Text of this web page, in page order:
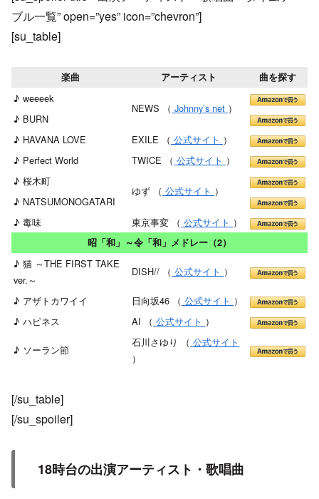
ブル一覧” open=”yes” icon=”chevron”]
[su_table]
楽曲 アーティスト 曲を探す
♪ weeeek
NEWS （ Johnny’s net ）
♪ BURN
♪ HAVANA LOVE
EXILE （ 公式サイト ）
♪ Perfect World
TWICE （ 公式サイト ）
♪ 桜木町
ゆず （ 公式サイト ）
♪ NATSUMONOGATARI
♪ 毒味
東京事変 （ 公式サイト ）
昭「和」～令「和」メドレー（2）
♪ 猫 ～THE FIRST TAKE
ver.～
DISH// （ 公式サイト ）
♪ アザトカワイイ 日向坂46 （ 公式サイト ）
♪ ハピネス
AI （ 公式サイト ）
♪ ソーラン節
石川さゆり （ 公式サイト
）
[/su_table]
[/su_spoiler]
18時台の出演アーティスト・歌唱曲